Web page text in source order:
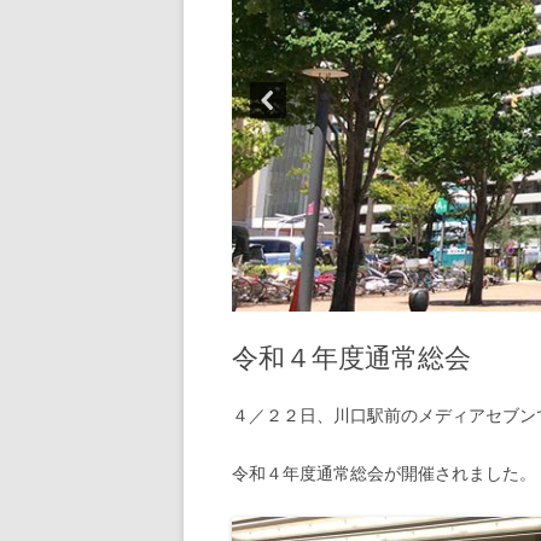
令和４年度通常総会
４／２２日、川口駅前のメディアセブン
令和４年度通常総会が開催されました。